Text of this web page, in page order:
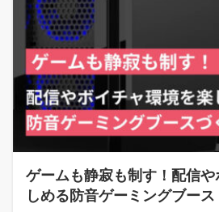
ゲームも静寂も制す！配信
しめる防音ゲーミングブース